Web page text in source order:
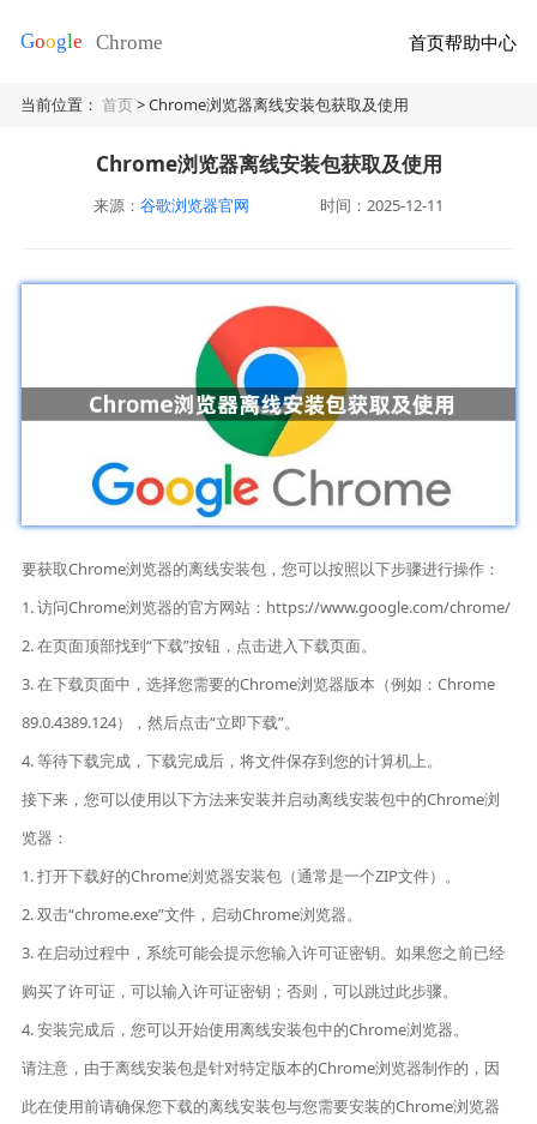
首页帮助中心
当前位置：首页> Chrome浏览器离线安装包获取及使用
Chrome浏览器离线安装包获取及使用
来源： 谷歌浏览器官网 时间：2025-12-11
要获取Chrome浏览器的离线安装包，您可以按照以下步骤进行操作：
1. 访问Chrome浏览器的官方网站：https://www.google.com/chrome/
2. 在页面顶部找到“下载”按钮，点击进入下载页面。
3. 在下载页面中，选择您需要的Chrome浏览器版本（例如：Chrome
89.0.4389.124），然后点击“立即下载”。
4. 等待下载完成，下载完成后，将文件保存到您的计算机上。
接下来，您可以使用以下方法来安装并启动离线安装包中的Chrome浏
览器：
1. 打开下载好的Chrome浏览器安装包（通常是一个ZIP文件）。
2. 双击“chrome.exe”文件，启动Chrome浏览器。
3. 在启动过程中，系统可能会提示您输入许可证密钥。如果您之前已经
购买了许可证，可以输入许可证密钥；否则，可以跳过此步骤。
4. 安装完成后，您可以开始使用离线安装包中的Chrome浏览器。
请注意，由于离线安装包是针对特定版本的Chrome浏览器制作的，因
此在使用前请确保您下载的离线安装包与您需要安装的Chrome浏览器